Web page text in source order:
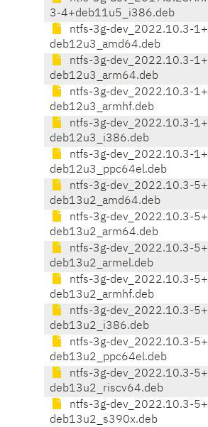
3-4+deb11u5_i386.deb
ntfs-3g-dev_2022.10.3-1+
deb12u3_amd64.deb
ntfs-3g-dev_2022.10.3-1+
deb12u3_arm64.deb
ntfs-3g-dev_2022.10.3-1+
deb12u3_armhf.deb
ntfs-3g-dev_2022.10.3-1+
deb12u3_i386.deb
ntfs-3g-dev_2022.10.3-1+
deb12u3_ppc64el.deb
ntfs-3g-dev_2022.10.3-5+
deb13u2_amd64.deb
ntfs-3g-dev_2022.10.3-5+
deb13u2_arm64.deb
ntfs-3g-dev_2022.10.3-5+
deb13u2_armel.deb
ntfs-3g-dev_2022.10.3-5+
deb13u2_armhf.deb
ntfs-3g-dev_2022.10.3-5+
deb13u2_i386.deb
ntfs-3g-dev_2022.10.3-5+
deb13u2_ppc64el.deb
ntfs-3g-dev_2022.10.3-5+
deb13u2_riscv64.deb
ntfs-3g-dev_2022.10.3-5+
deb13u2_s390x.deb